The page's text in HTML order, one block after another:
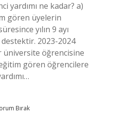
yardımı ne kadar? a)
gören üyelerin
yılın 9 ayı
2023-2024
üniversite öğrencisine
gören öğrencilere
Bırak